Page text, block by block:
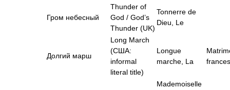
Гром небесный
Thunder of
God / God’s
Thunder (UK)
Tonnerre de
Dieu, Le
Долгий марш
Long March
(США:
informal
literal title)
Longue
marche, La
Mademoiselle